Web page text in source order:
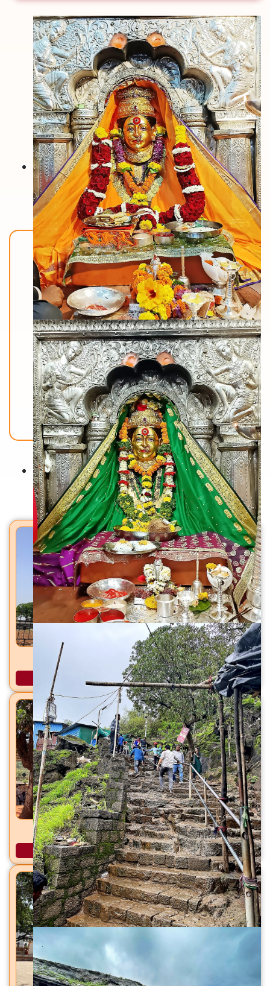
Back To Home
मंदिरे
जर्सेश्वर महादेव मंदिर सांगरूण, ता. हवेली, जि. पुणे
अधिक माहिती
शिरकाई देवी मंदिर शिरकोली, ता. वेल्हे (राजगड), जि. पुणे
अधिक माहिती